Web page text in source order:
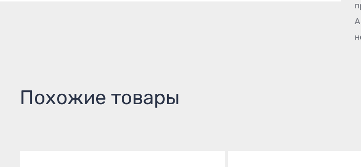
А
Похожие товары